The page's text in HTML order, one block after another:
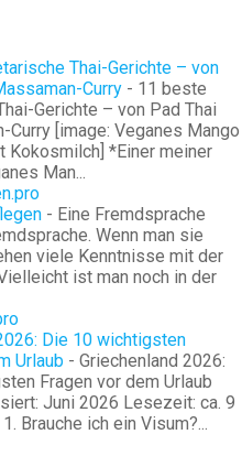
Thai-Gerichte – von
Curry - 11 beste
Gerichte – von Pad Thai
Curry [image: Veganes Mango
Kokosmilch] *Einer meiner
Man...
- Eine Fremdsprache
Wenn man sie
viele Kenntnisse mit der
ist man noch in der
Die 10 wichtigsten
Urlaub - Griechenland 2026:
Fragen vor dem Urlaub
Juni 2026 Lesezeit: ca. 9
Brauche ich ein Visum?...